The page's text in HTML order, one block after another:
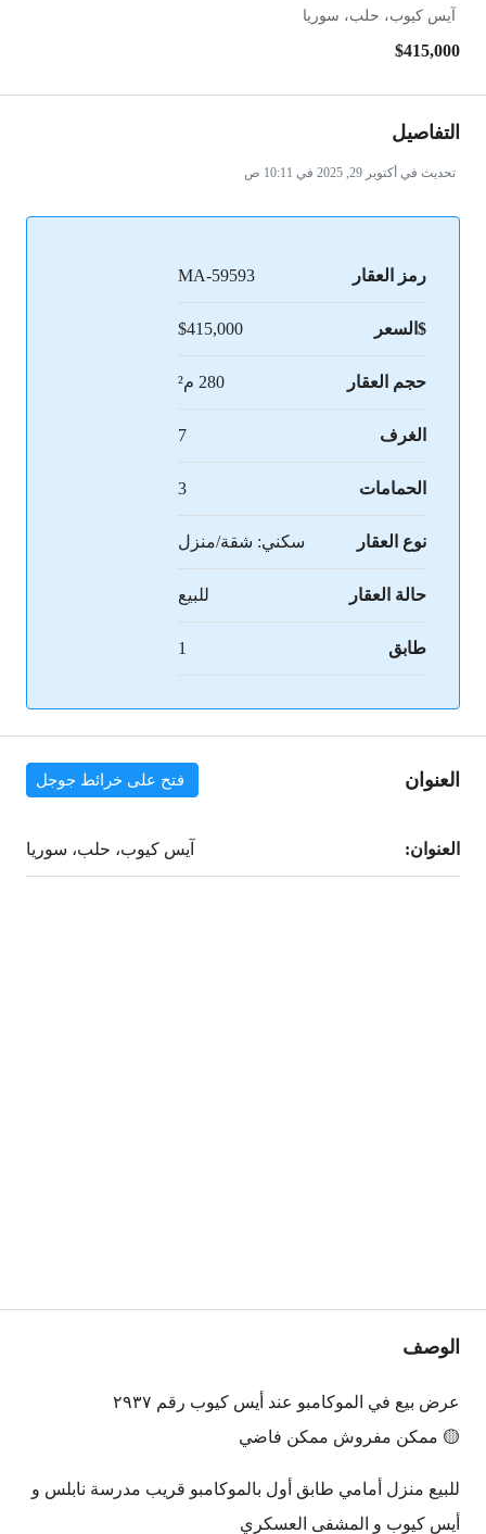
آيس كيوب، حلب، سوريا
$415,000
التفاصيل
تحديث في أكتوبر 29, 2025 في 10:11 ص
رمز العقار MA-59593
$السعر $415,000
حجم العقار 280 م²
الغرف 7
الحمامات 3
نوع العقار سكني: شقة/منزل
حالة العقار للبيع
طابق 1
العنوان فتح على خرائط جوجل
العنوان: آيس كيوب، حلب، سوريا
الوصف
عرض بيع في الموكامبو عند أيس كيوب رقم ٢٩٣٧
🟡 ممكن مفروش ممكن فاضي
للبيع منزل أمامي طابق أول بالموكامبو قريب مدرسة نابلس و
أيس كيوب و المشفى العسكري